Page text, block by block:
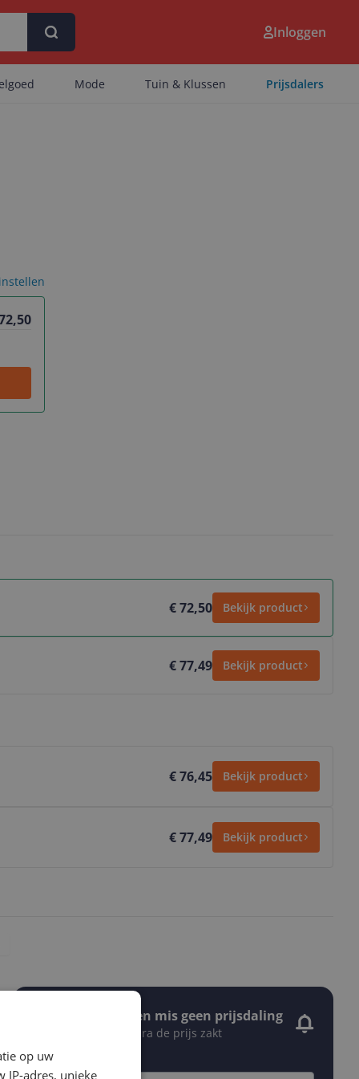
Inloggen
Mode Tuin & Klussen Prijsdalers
€ 72,50 Bekijk product
€ 77,49 Bekijk product
€ 76,45 Bekijk product
€ 77,49 Bekijk product
Stel een alert in en mis geen prijsdaling
Krijg een seintje zodra de prijs zakt
op uw
IP-adres, unieke